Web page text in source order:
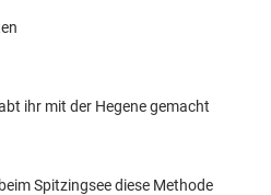
ihr mit der Hegene gemacht
Spitzingsee diese Methode